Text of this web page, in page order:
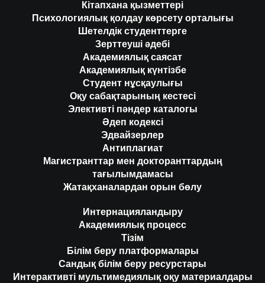
Кітапхана қызметтері
Психологиялық қолдау көрсету орталығы
Шетелдік студенттерге
Зерттеуші әдебі
Академиялық саясат
Академиялық күнтізбе
Студент нұсқаулығы
Оқу сабақтарының кестесі
Элективті пәндер каталогы
Әдеп кодексі
Эдвайзерлер
Антиплагиат
Магистранттар мен докторанттардың
тағылымдамасы
Жатақханалардан орын бөлу
Интернацияландыру
Академиялық процесс
Тізім
Білім беру платформалары
Сандық білім беру ресурстары
Интерактивті мультимедиялық оқу материалдары